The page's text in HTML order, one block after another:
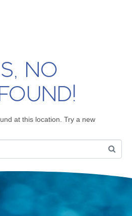
NO
at this location. Try a new